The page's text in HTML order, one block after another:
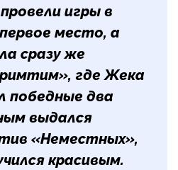
игры в
место, а
сразу же
где Жека
победные два
выдался
«Неместных»,
красивым.